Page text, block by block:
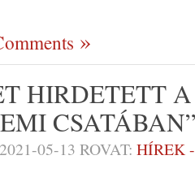
HIRDETETT
2021-05-13 ROVAT: HÍREK